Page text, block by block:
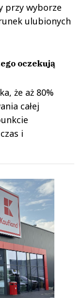
przy wyborze
ulubionych
oczekują
że aż 80%
całej
i